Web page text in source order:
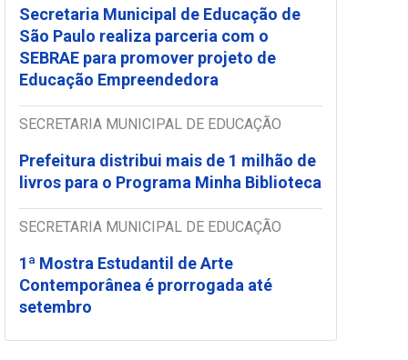
Secretaria Municipal de Educação de
São Paulo realiza parceria com o
SEBRAE para promover projeto de
Educação Empreendedora
SECRETARIA MUNICIPAL DE EDUCAÇÃO
Prefeitura distribui mais de 1 milhão de
livros para o Programa Minha Biblioteca
SECRETARIA MUNICIPAL DE EDUCAÇÃO
1ª Mostra Estudantil de Arte
Contemporânea é prorrogada até
setembro